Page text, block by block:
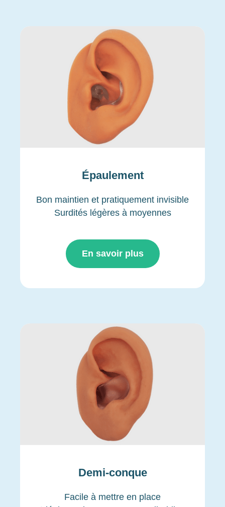
Épaulement
Bon maintien et pratiquement invisible
Surdités légères à moyennes
En savoir plus
Demi-conque
Facile à mettre en place